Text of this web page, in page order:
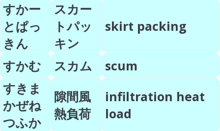
すかー
とぱっ
きん
スカー
トパッ
キン
skirt packing
すかむ スカム
scum
すきま
かぜね
つふか
隙間風
熱負荷
infiltration heat
load